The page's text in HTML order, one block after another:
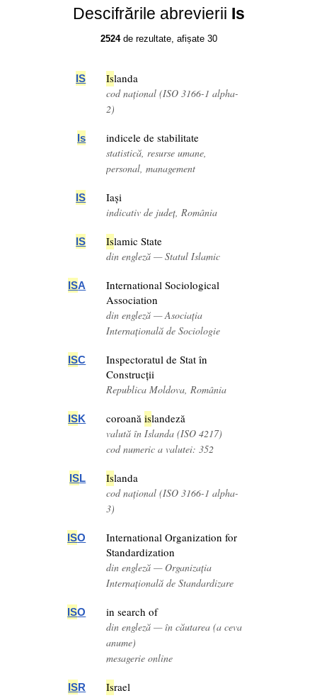
Descifrările abrevierii Is
2524de rezultate, afișate 30
IS Islanda
cod național (ISO 3166-1 alpha-
2)
Is indicele de stabilitate
statistică, resurse umane,
personal, management
IS Iași
indicativ de județ, România
IS Islamic State
din engleză — Statul Islamic
ISA
International Sociological
Association
din engleză — Asociația
Internațională de Sociologie
ISC
Inspectoratul de Stat în
Construcții
Republica Moldova, România
ISK coroanăislandeză
valută în Islanda (ISO 4217)
cod numeric a valutei: 352
ISL Islanda
cod național (ISO 3166-1 alpha-
3)
ISO
International Organization for
Standardization
din engleză — Organizația
Internațională de Standardizare
ISO in search of
din engleză — în căutarea (a ceva
anume)
mesagerie online
ISR Israel